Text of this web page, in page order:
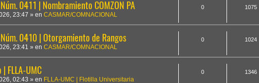
0411 | Nombramiento COMZON PA
23:47 » en CASMAR/COMNACIONAL
0 1075
Núm. 0410 | Otorgamiento de Rangos
23:41 » en CASMAR/COMNACIONAL
0 1024
FLLA-UMC
02:43 » en FLLA-UMC | Flotilla Universitaria
0 1346